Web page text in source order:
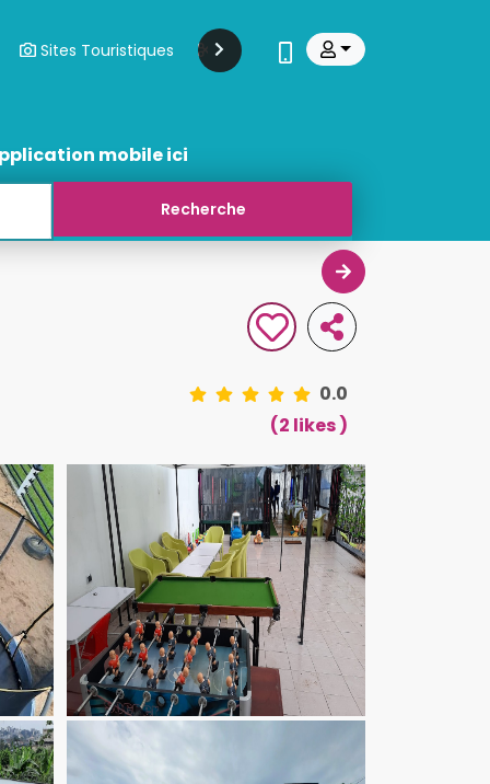
Sites Touristiques Modes Et Beauté
mobile ici
0.0
(2 likes )